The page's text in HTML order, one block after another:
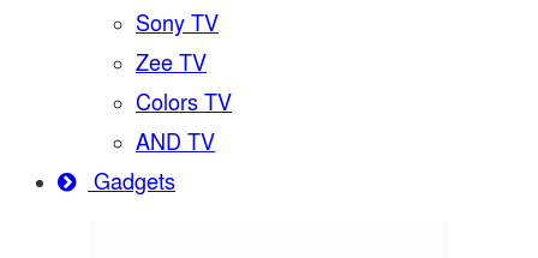
Sony TV
Zee TV
Colors TV
AND TV
Gadgets